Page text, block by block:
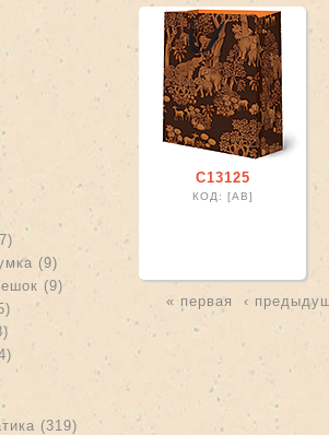
Apply Lux SS filter
Apply Lux ST filter
Apply Lux STD filter
Apply Lux STS filter
Lux TB filter
Lux XL filter
Lux XS filter
filter
Apply Probka SP filter
сумка filter
(9) Apply Textile AL сумка filter
мешок filter
(9) Apply Textile AP мешок filter
filter
Apply Textile RS filter
filter
Apply Textile SL filter
filter
Apply Textile SO filter
filter
(319) Apply Общая тематика filter
С13125
КОД: [АВ]
Страницы
« первая ‹